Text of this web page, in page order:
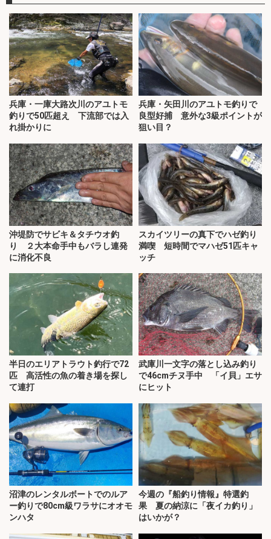
兵庫・一庫大路次川のアユトモ
釣りで50匹超え 下流部では入
れ掛かりに
兵庫・矢田川のアユトモ釣りで
良型好捕 意外な3級ポイントが
狙い目？
沖堤防でサビキ＆タチウオ釣
り ２大本命手中もバラし連発
に消化不良
スカイツリーの真下でハゼ釣り
満喫 短時間でマハゼ51匹キャ
ッチ
半日のエリアトラウト釣行で72
匹 高活性の魚の着き場を探し
て連打
武庫川一文字の落とし込み釣り
で46cmチヌ手中 「イ貝」エサ
にヒット
沼津のレンタルボートでのルア
ー釣りで80cm級ワラサにオオモ
ンハタ
今週の『船釣り情報』特選釣
果 夏の納涼に「夜イカ釣り」
はいかが？